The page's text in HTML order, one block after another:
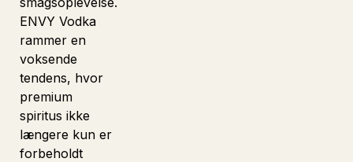
ENVY Vodka
rammer en
voksende
tendens, hvor
premium
spiritus ikke
længere kun er
forbeholdt